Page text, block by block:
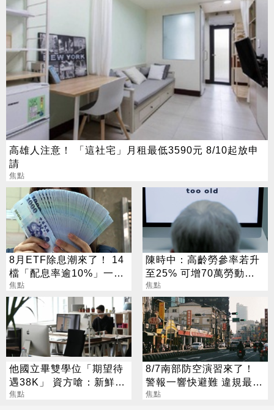
高雄人注意！ 「這社宅」月租最低3590元 8/10起放申
請
焦點
8月ETF除息潮來了！ 14
檔「配息率逾10%」一次
看
焦點
陳時中：高齡勞參率若升
至25% 可增70萬勞動人
口
焦點
他國立畢雙學位「期望待
遇38K」 資方嗆：新鮮人
怎麼可能
焦點
8/7南部防空演習來了！
警報一響快避難 違規最高
開罰15萬
焦點